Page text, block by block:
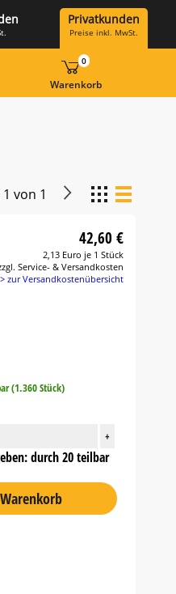
Privatkunden
Preise inkl. MwSt.
Warenkorb
0
1 von 1
42,60 €
2,13 Euro je 1 Stück
Service- & Versandkosten
> zur Versandkostenübersicht
(1.360 Stück)
+
durch 20 teilbar